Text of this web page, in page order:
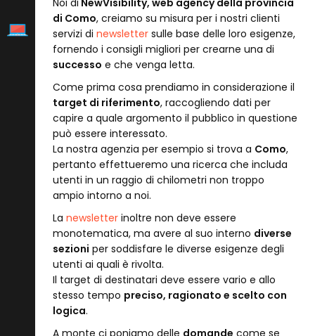
Noi di NewVisibility, web agency della provincia
di Como, creiamo su misura per i nostri clienti
servizi di newsletter sulle base delle loro esigenze,
fornendo i consigli migliori per crearne una di
successo e che venga letta.
Come prima cosa prendiamo in considerazione il
target di riferimento, raccogliendo dati per
capire a quale argomento il pubblico in questione
può essere interessato.
La nostra agenzia per esempio si trova a Como,
pertanto effettueremo una ricerca che includa
utenti in un raggio di chilometri non troppo
ampio intorno a noi.
La newsletter inoltre non deve essere
monotematica, ma avere al suo interno diverse
sezioni per soddisfare le diverse esigenze degli
utenti ai quali è rivolta.
Il target di destinatari deve essere vario e allo
stesso tempo preciso, ragionato e scelto con
logica.